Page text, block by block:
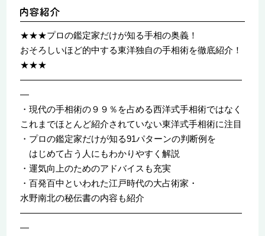
★★★プロの鑑定家だけが知る手相の奥義！
おそろしいほど的中する東洋独自の手相術を徹底紹介！
★★★
―――――――――――――――――――――――――
―
・現代の手相術の９９％を占める西洋式手相術ではなく
これまでほとんど紹介されていない東洋式手相術に注目
・プロの鑑定家だけが知る91パターンの判断例を
はじめて占う人にもわかりやすく解説
・運気向上のためのアドバイスも充実
・百発百中といわれた江戸時代の大占術家・
水野南北の秘伝書の内容も紹介
―――――――――――――――――――――――――
―